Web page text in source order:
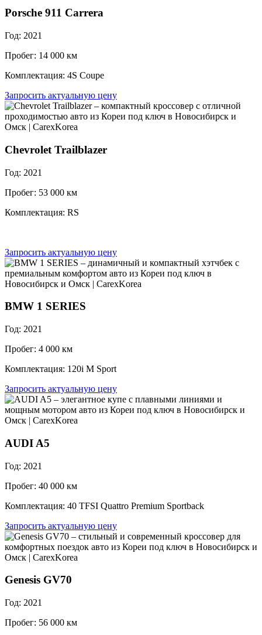
Porsche 911 Carrera
Год: 2021
Пробег: 14 000 км
Комплектация: 4S Coupe
Запросить актуальную цену
Chevrolet Trailblazer
Год: 2021
Пробег: 53 000 км
Комплектация: RS
Запросить актуальную цену
BMW 1 SERIES
Год: 2021
Пробег: 4 000 км
Комплектация: 120i M Sport
Запросить актуальную цену
AUDI A5
Год: 2021
Пробег: 40 000 км
Комплектация: 40 TFSI Quattro Premium Sportback
Запросить актуальную цену
Genesis GV70
Год: 2021
Пробег: 56 000 км